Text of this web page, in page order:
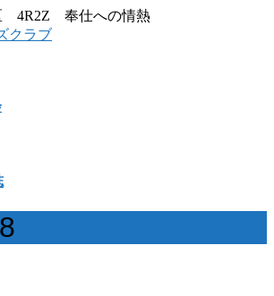
4R2Z 奉仕への情熱